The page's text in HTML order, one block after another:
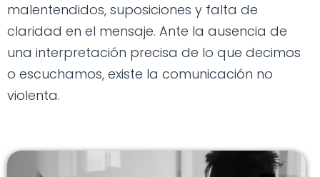
malentendidos, suposiciones y falta de
claridad en el mensaje. Ante la ausencia de
una interpretación precisa de lo que decimos
o escuchamos, existe la comunicación no
violenta.